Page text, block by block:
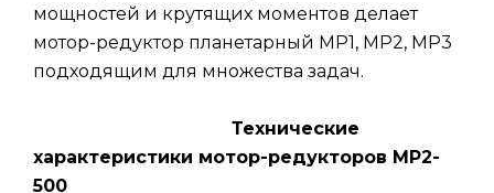
мощностей и крутящих моментов делает
мотор-редуктор планетарный МР1, МР2, МР3
подходящим для множества задач.
Технические
характеристики мотор-редукторов МР2-
500